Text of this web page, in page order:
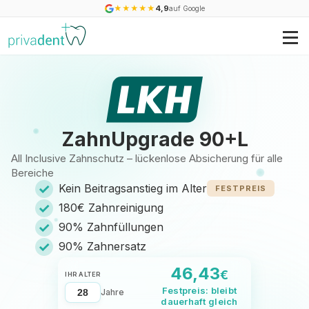
★ ★ ★ ★ ★ 4,9auf Google
ZahnUpgrade 90+L
All Inclusive Zahnschutz – lückenlose Absicherung für alle
Bereiche
✓ Kein Beitragsanstieg im Alter FESTPREIS
✓ 180€ Zahnreinigung
✓ 90% Zahnfüllungen
✓ 90% Zahnersatz
IHR ALTER
Jahre
46,43€
Festpreis: bleibt
dauerhaft gleich